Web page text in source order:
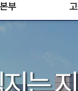
부
원팀
력팀
지는